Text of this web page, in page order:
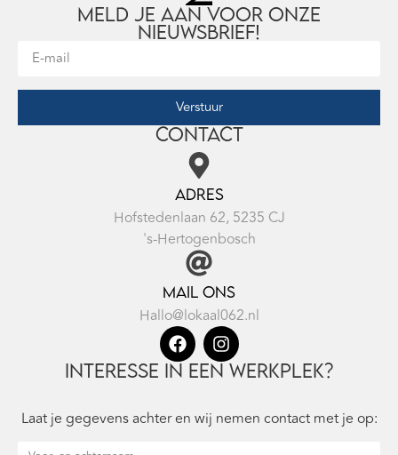
Meld je aan voor onze
nieuwsbrief!
Verstuur
Contact
Adres
Hofstedenlaan 62, 5235 CJ
's-Hertogenbosch
Mail ons
Hallo@lokaal062.nl
Interesse in een werkplek?
Laat je gegevens achter en wij nemen contact met je op: